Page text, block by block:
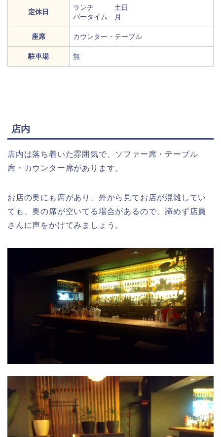
定休日
ランチ 土日
バータイム 月
座席 カウンター・テーブル
駐車場 無
店内
店内は落ち着いた雰囲気で、ソファー席・テーブル
席・カウンター席があります。
お店の奥にも席があり、外から見てお店が混雑してい
ても、奥の席が空いてる場合があるので、諦めず店員
さんに声をかけてみましょう。